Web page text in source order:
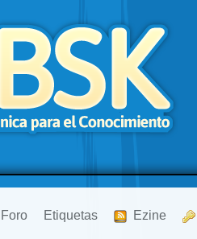
Foro Etiquetas Ezine